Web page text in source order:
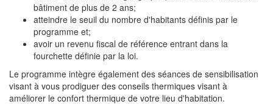
bâtiment de plus de 2 ans;
atteindre le seuil du nombre d'habitants définis par le
programme et;
avoir un revenu fiscal de référence entrant dans la
fourchette définie par la loi.
Le programme intègre également des séances de sensibilisation
visant à vous prodiguer des conseils thermiques visant à
améliorer le confort thermique de votre lieu d'habitation.